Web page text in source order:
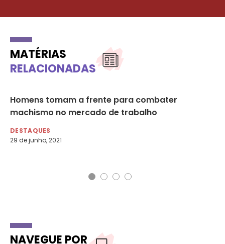
MATÉRIAS
RELACIONADAS
Homens tomam a frente para combater
machismo no mercado de trabalho
DESTAQUES
29 de junho, 2021
NAVEGUE POR